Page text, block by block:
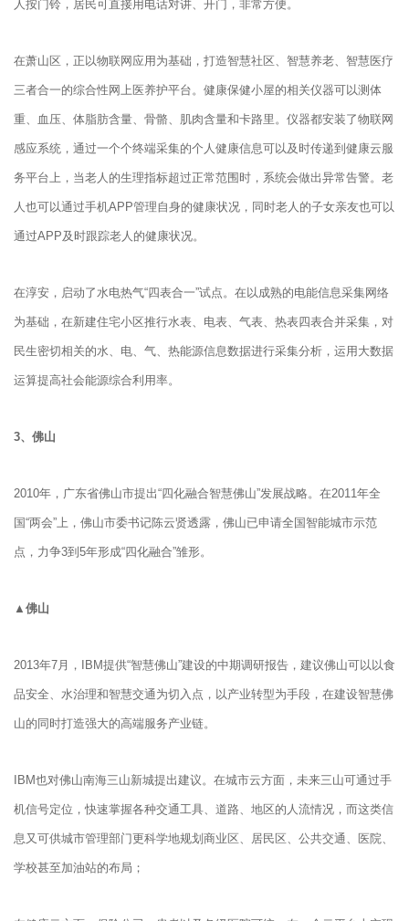
人按门铃，居民可直接用电话对讲、开门，非常方便。
在萧山区，正以物联网应用为基础，打造智慧社区、智慧养老、智慧医疗
三者合一的综合性网上医养护平台。健康保健小屋的相关仪器可以测体
重、血压、体脂肪含量、骨骼、肌肉含量和卡路里。仪器都安装了物联网
感应系统，通过一个个终端采集的个人健康信息可以及时传递到健康云服
务平台上，当老人的生理指标超过正常范围时，系统会做出异常告警。老
人也可以通过手机APP管理自身的健康状况，同时老人的子女亲友也可以
通过APP及时跟踪老人的健康状况。
在淳安，启动了水电热气“四表合一”试点。在以成熟的电能信息采集网络
为基础，在新建住宅小区推行水表、电表、气表、热表四表合并采集，对
民生密切相关的水、电、气、热能源信息数据进行采集分析，运用大数据
运算提高社会能源综合利用率。
3、 佛山
2010年，广东省佛山市提出“四化融合智慧佛山”发展战略。在2011年全
国“两会”上，佛山市委书记陈云贤透露，佛山已申请全国智能城市示范
点，力争3到5年形成“四化融合”雏形。
▲佛山
2013年7月，IBM提供“智慧佛山”建设的中期调研报告，建议佛山可以以食
品安全、水治理和智慧交通为切入点，以产业转型为手段，在建设智慧佛
山的同时打造强大的高端服务产业链。
IBM也对佛山南海三山新城提出建议。在城市云方面，未来三山可通过手
机信号定位，快速掌握各种交通工具、道路、地区的人流情况，而这类信
息又可供城市管理部门更科学地规划商业区、居民区、公共交通、医院、
学校甚至加油站的布局；